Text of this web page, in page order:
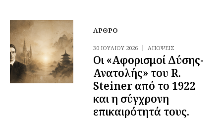
ΆΡΘΡΟ
30 ΙΟΥΛΊΟΥ 2026 ΑΠΌΨΕΙΣ
Οι «Αφορισμοί Δύσης-
Ανατολής» του R.
Steiner από το 1922
και η σύγχρονη
επικαιρότητά τους.